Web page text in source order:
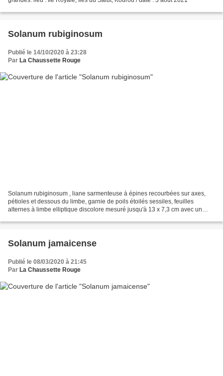
Solanum rubiginosum
Publié le 14/10/2020 à 23:28
Par La Chaussette Rouge
Solanum rubiginosum , liane sarmenteuse à épines recourbées sur axes,
pétioles et dessous du limbe, garnie de poils étoilés sessiles, feuilles
alternes à limbe elliptique discolore mesuré jusqu'à 13 x 7,3 cm avec un
Solanum jamaicense
Publié le 08/03/2020 à 21:45
Par La Chaussette Rouge